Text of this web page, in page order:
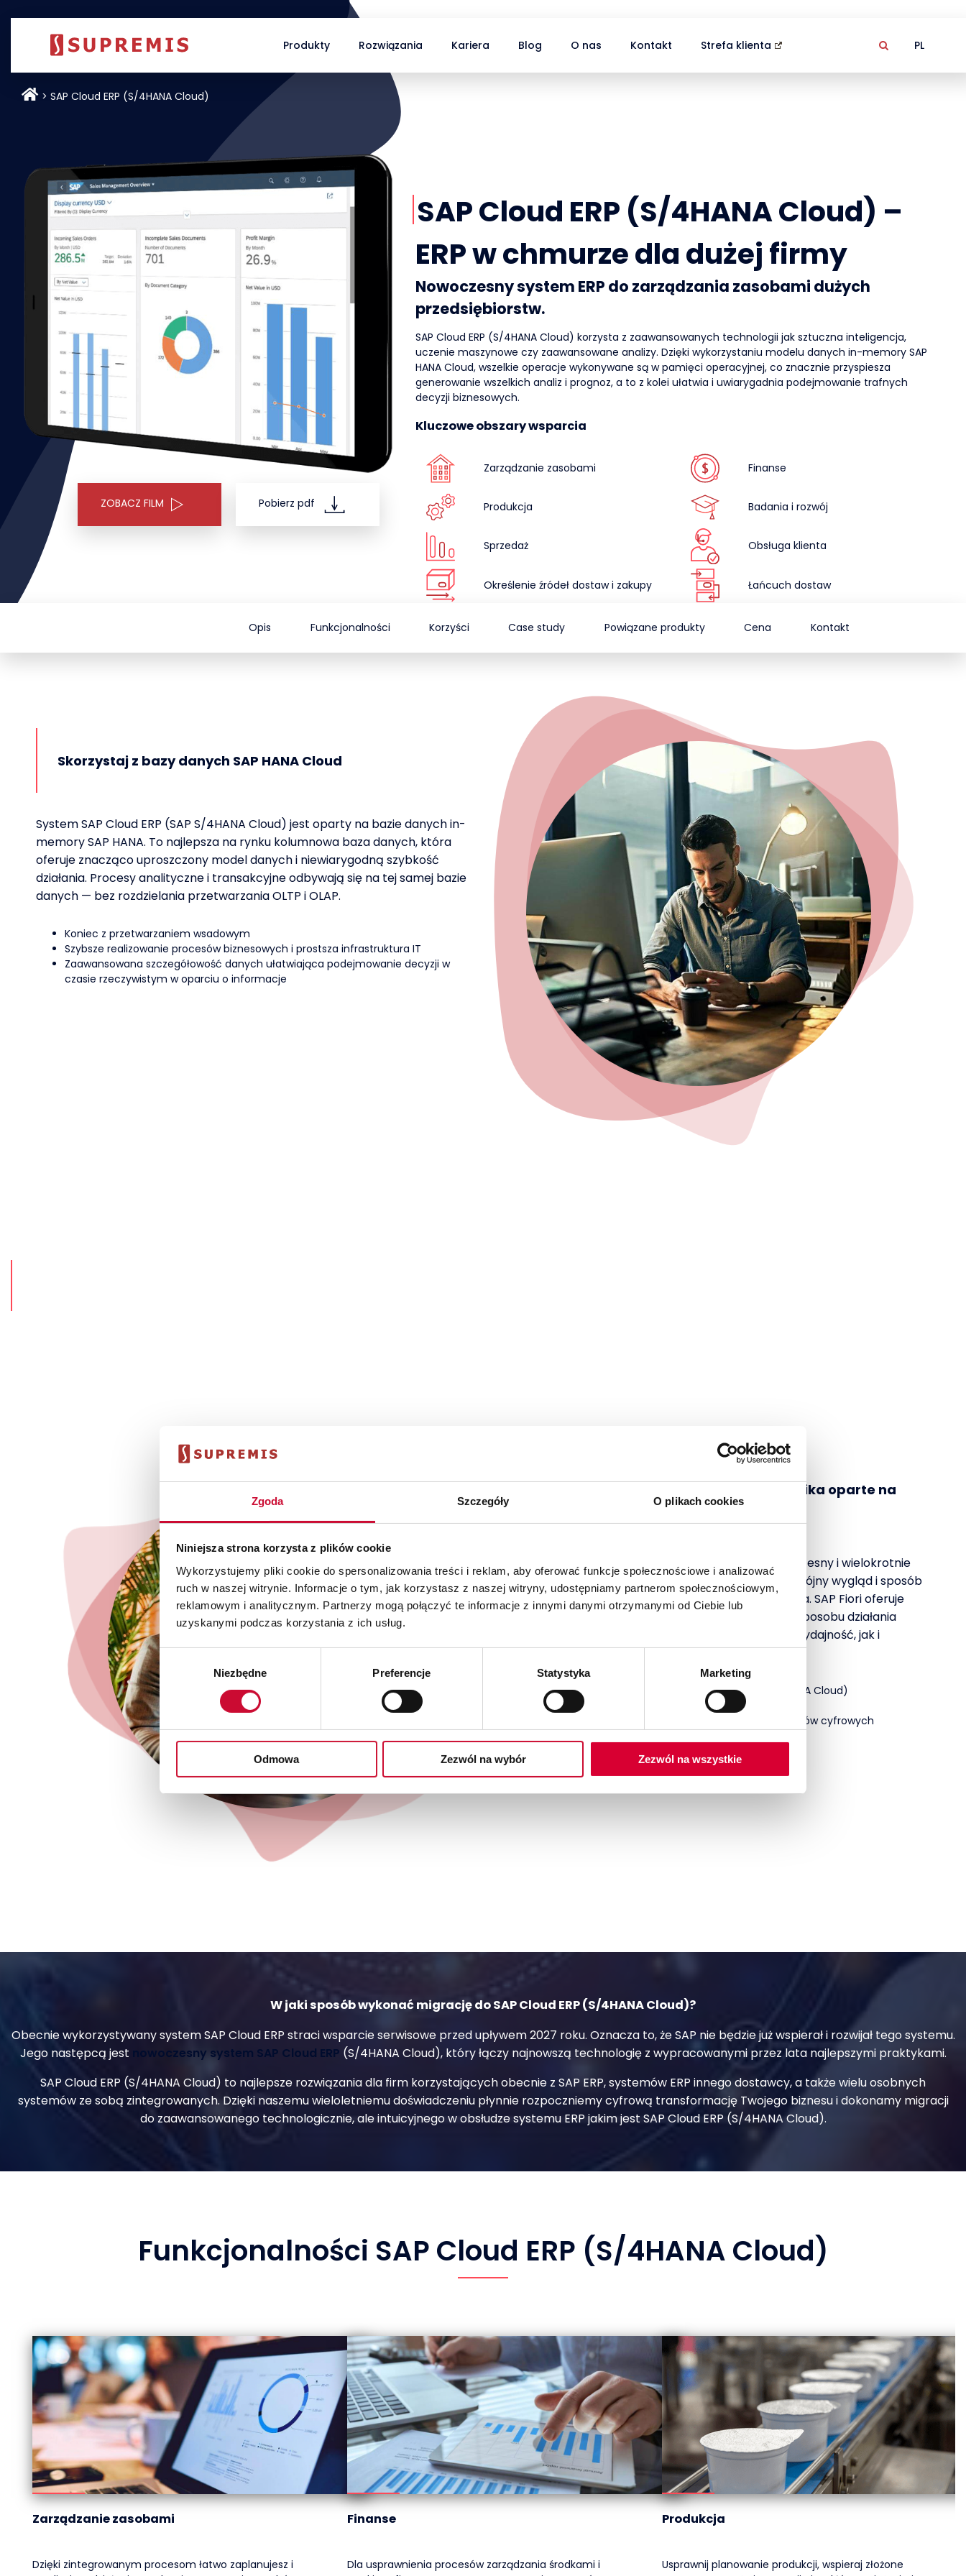
Zgoda Szczegóły O plikach cookies
Niniejsza strona korzysta z plików cookie
Wykorzystujemy pliki cookie do spersonalizowania treści i reklam, aby oferować funkcje społecznościowe i analizować
ruch w naszej witrynie. Informacje o tym, jak korzystasz z naszej witryny, udostępniamy partnerom społecznościowym,
reklamowym i analitycznym. Partnerzy mogą połączyć te informacje z innymi danymi otrzymanymi od Ciebie lub
uzyskanymi podczas korzystania z ich usług.
Wybór
zgody
Niezbędne Preferencje Statystyka Marketing
Odmowa Zezwól na wybór Zezwól na wszystkie
Produkty Rozwiązania Kariera Blog O nas Kontakt Strefa klienta PL
SAP Cloud ERP (S/4HANA Cloud)
ZOBACZ FILM Pobierz pdf
SAP Cloud ERP (S/4HANA Cloud) –
ERP w chmurze dla dużej firmy
Nowoczesny system ERP do zarządzania zasobami dużych
przedsiębiorstw.
SAP Cloud ERP (S/4HANA Cloud) korzysta z zaawansowanych technologii jak sztuczna inteligencja,
uczenie maszynowe czy zaawansowane analizy. Dzięki wykorzystaniu modelu danych in-memory SAP
HANA Cloud, wszelkie operacje wykonywane są w pamięci operacyjnej, co znacznie przyspiesza
generowanie wszelkich analiz i prognoz, a to z kolei ułatwia i uwiarygadnia podejmowanie trafnych
decyzji biznesowych.
Kluczowe obszary wsparcia
Zarządzanie zasobami Finanse
Produkcja Badania i rozwój
Sprzedaż Obsługa klienta
Określenie źródeł dostaw i zakupy Łańcuch dostaw
Opis Funkcjonalności Korzyści Case study Powiązane produkty Cena Kontakt
Skorzystaj z bazy danych SAP HANA Cloud
System SAP Cloud ERP (SAP S/4HANA Cloud) jest oparty na bazie danych in-
memory SAP HANA. To najlepsza na rynku kolumnowa baza danych, która
oferuje znacząco uproszczony model danych i niewiarygodną szybkość
działania. Procesy analityczne i transakcyjne odbywają się na tej samej bazie
danych — bez rozdzielania przetwarzania OLTP i OLAP.
Koniec z przetwarzaniem wsadowym
Szybsze realizowanie procesów biznesowych i prostsza infrastruktura IT
Zaawansowana szczegółowość danych ułatwiająca podejmowanie decyzji w
czasie rzeczywistym w oparciu o informacje
Zapewnij wyjątkowe środowisko użytkownika oparte na
Wbudowany w SAP Cloud ERP (S/4HANA Cloud) nowoczesny i wielokrotnie
nagradzany interfejs użytkownika SAP Fiori zapewnia spójny wygląd i sposób
obsługi w całym systemie ERP, niezależnie od urządzenia. SAP Fiori oferuje
intuicyjne, oparte na roli środowisko, dostosowane do sposobu działania
użytkownika, co pozytywnie wpływa zarówno na jego wydajność, jak i
zadowolenie.
Spersonalizowane okno wywołań SAP Cloud ERP (S/4HANA Cloud)
Wgląd w dane na potrzeby konkretnych działań
Konwersacyjny interfejs użytkownika i wsparcie asystentów cyfrowych
W jaki sposób wykonać migrację do SAP Cloud ERP (S/4HANA Cloud)?
Obecnie wykorzystywany system SAP Cloud ERP straci wsparcie serwisowe przed upływem 2027 roku. Oznacza to, że SAP nie będzie już wspierał i rozwijał tego systemu.
Jego następcą jest
nowoczesny system SAP Cloud ERP (S/4HANA Cloud), który łączy najnowszą technologię z wypracowanymi przez lata najlepszymi praktykami.
SAP Cloud ERP (S/4HANA Cloud) to najlepsze rozwiązania dla firm korzystających obecnie z SAP ERP, systemów ERP innego dostawcy, a także wielu osobnych
systemów ze sobą zintegrowanych. Dzięki naszemu wieloletniemu doświadczeniu płynnie rozpoczniemy cyfrową transformację Twojego biznesu i dokonamy migracji
do zaawansowanego technologicznie, ale intuicyjnego w obsłudze systemu ERP jakim jest SAP Cloud ERP (S/4HANA Cloud).
Funkcjonalności SAP Cloud ERP (S/4HANA Cloud)
Zarządzanie zasobami
Dzięki zintegrowanym procesom łatwo zaplanujesz i
Finanse
Dla usprawnienia procesów zarządzania środkami i
Produkcja
Usprawnij planowanie produkcji, wspieraj złożone